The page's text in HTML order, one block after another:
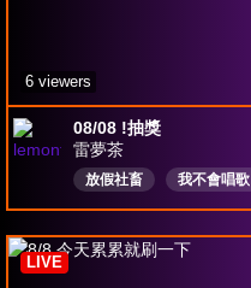
08/08 !抽獎
雷夢茶
放假社畜 我不會唱歌
6 viewers
LIVE